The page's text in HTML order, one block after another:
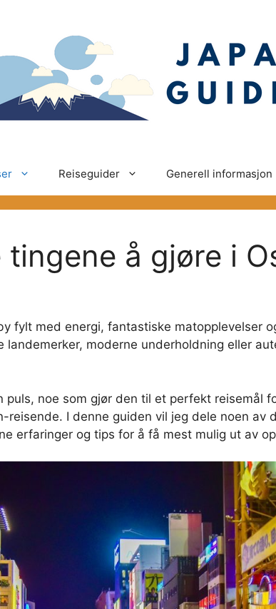
Reiseguider Generell informasjon
å gjøre i
fylt med energi, fantastiske matopplevelser
landemerker, moderne underholdning eller
puls, noe som gjør den til et perfekt reisemål
I denne guiden vil jeg dele noen av
erfaringer og tips for å få mest mulig ut av